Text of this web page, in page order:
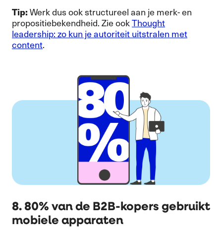
Tip: Werk dus ook structureel aan je merk- en
propositiebekendheid. Zie ookThought
leadership: zo kun je autoriteit uitstralen met
content.
8. 80% van de B2B-kopers gebruikt
mobiele apparaten